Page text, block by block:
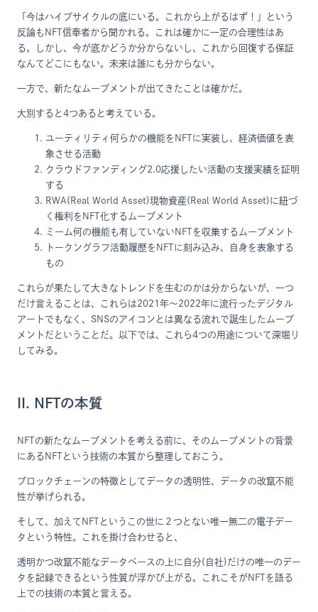
「今はハイプサイクルの底にいる。これから上がるはず！」という
反論もNFT信奉者から聞かれる。これは確かに一定の合理性はあ
る。しかし、今が底かどうか分からないし、これから回復する保証
なんてどこにもない。未来は誰にも分からない。
一方で、新たなムーブメントが出てきたことは確かだ。
大別すると4つあると考えている。
ユーティリティ何らかの機能をNFTに実装し、経済価値を表
象させる活動
クラウドファンディング2.0応援したい活動の支援実績を証明
する
RWA(Real World Asset)現物資産(Real World Asset)に紐づ
く権利をNFT化するムーブメント
ミーム何の機能も有していないNFTを収集するムーブメント
トークングラフ活動履歴をNFTに刻み込み、自身を表象する
もの
これらが果たして大きなトレンドを生むのかは分からないが、一つ
だけ言えることは、これらは2021年～2022年に流行ったデジタル
アートでもなく、SNSのアイコンとは異なる流れで誕生したムーブ
メントだということだ。以下では、これら4つの用途について深堀り
してみる。
II. NFTの本質
NFTの新たなムーブメントを考える前に、そのムーブメントの背景
にあるNFTという技術の本質から整理しておこう。
ブロックチェーンの特徴としてデータの透明性、データの改竄不能
性が挙げられる。
そして、加えてNFTというこの世に２つとない唯一無二の電子デー
タという特性。これを掛け合わせると、
透明かつ改竄不能なデータベースの上に自分(自社)だけの唯一のデー
タを記録できるという性質が浮かび上がる。これこそがNFTを語る
上での技術の本質と言える。